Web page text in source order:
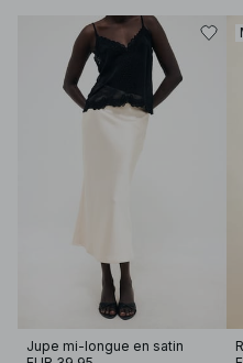
Jupe mi-longue en satin